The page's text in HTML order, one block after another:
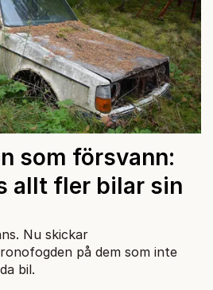
som försvann:
allt fler bilar sin
Nu skickar
på dem som inte
bil.